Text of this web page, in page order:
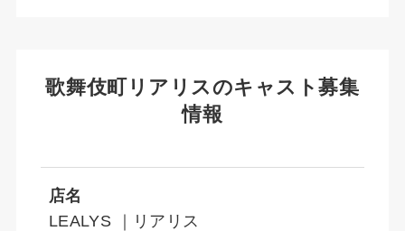
歌舞伎町リアリスのキャスト募集
情報
店名
LEALYS ｜リアリス